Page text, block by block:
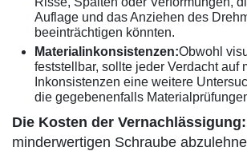
Auflage und das Anziehen des
beeinträchtigen könnten.
Materialinkonsistenzen:Obwohl
feststellbar, sollte jeder Verdacht auf
Inkonsistenzen eine weitere
die gegebenenfalls
Die Kosten der Vernachlässigung:
minderwertigen Schraube